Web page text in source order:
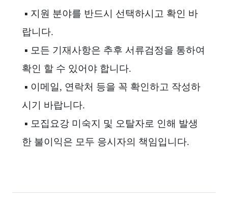
▪ 지원 분야를 반드시 선택하시고 확인 바
랍니다.
▪ 모든 기재사항은 추후 서류검정을 통하여
확인 할 수 있어야 합니다.
▪ 이메일, 연락처 등을 꼭 확인하고 작성하
시기 바랍니다.
▪ 모집요강 미숙지 및 오탈자로 인해 발생
한 불이익은 모두 응시자의 책임입니다.